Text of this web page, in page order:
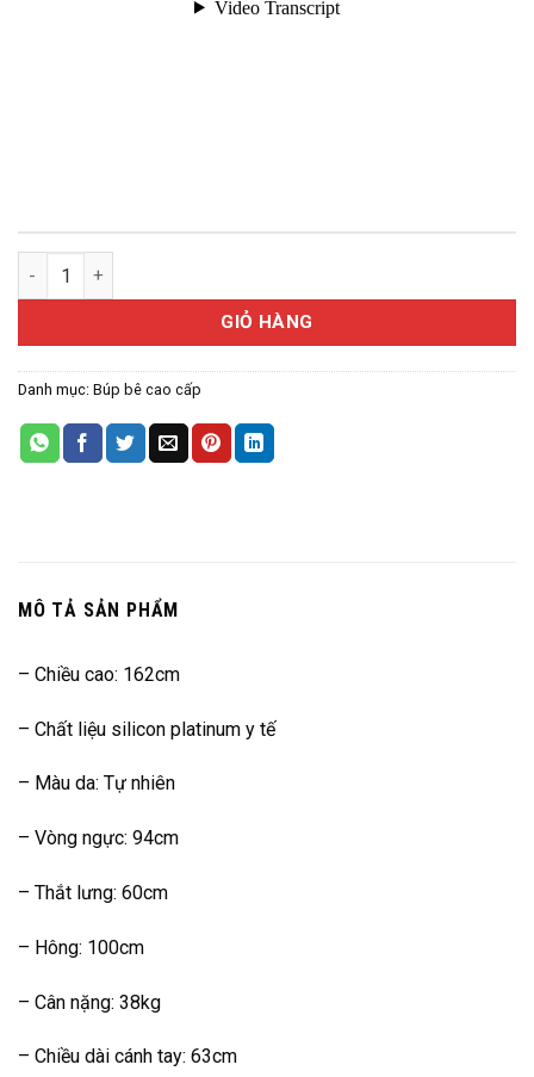
Búp bê thực thể cao cấp giống thật - Carmel 162cm số lượng
GIỎ HÀNG
Danh mục: Búp bê cao cấp
MÔ TẢ SẢN PHẨM
– Chiều cao: 162cm
– Chất liệu silicon platinum y tế
– Màu da: Tự nhiên
– Vòng ngực: 94cm
– Thắt lưng: 60cm
– Hông: 100cm
– Cân nặng: 38kg
– Chiều dài cánh tay: 63cm